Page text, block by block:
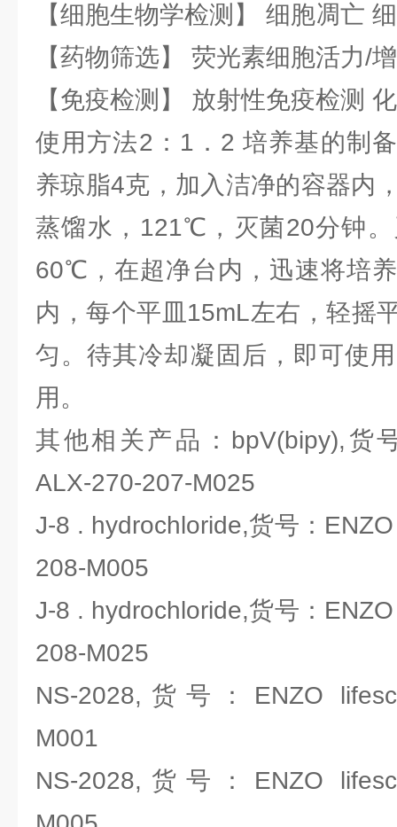
【细胞生物学检测】 细胞凋亡
【药物筛选】 荧光素细胞活力/
【免疫检测】 放射性免疫检测
使用方法2：1．2 培养基的制
养琼脂4克，加入洁净的容器内
蒸馏水，121℃，灭菌20分钟
60℃，在超净台内，迅速将培
内，每个平皿15mL左右，轻摇
匀。待其冷却凝固后，即可使
用。
其他相关产品：bpV(bipy),货
ALX-270-207-M025
J-8 . hydrochloride,货号：
208-M005
J-8 . hydrochloride,货号：
208-M025
NS-2028,货号：ENZO
M001
NS-2028,货号：ENZO